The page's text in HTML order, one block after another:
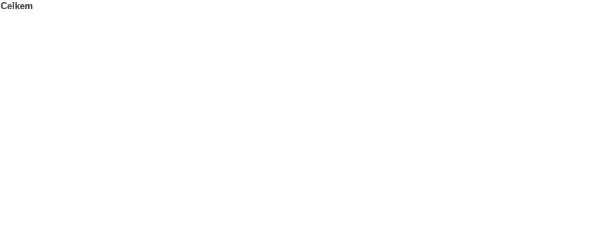
Celkem